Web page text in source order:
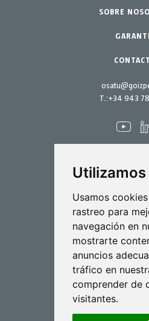
Usamos
rastreo para
navegación en
mostrarte
anuncios
tráfico en
comprender de
visitantes.
T.:+34 943
Kits
SOBRE
Antigua,
20577 Antzuola